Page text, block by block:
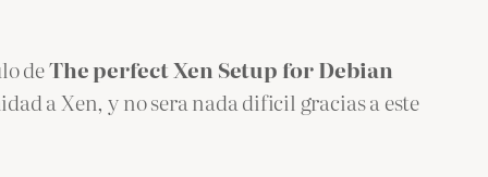
deThe perfect Xen Setup for Debian
a Xen, y no sera nada dificil gracias a este